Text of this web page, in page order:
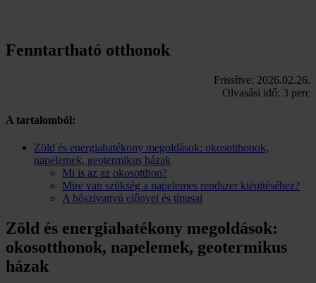
Fenntartható otthonok
Frissítve: 2026.02.26.
Olvasási idő: 3 perc
A tartalomból:
Zöld és energiahatékony megoldások: okosotthonok,
napelemek, geotermikus házak
Mi is az az okosotthon?
Mire van szükség a napelemes rendszer kiépítéséhez?
A hőszivattyú előnyei és típusai
Zöld és energiahatékony megoldások:
okosotthonok, napelemek, geotermikus
házak